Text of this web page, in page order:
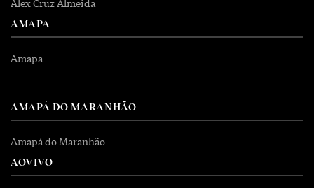
AMAPA
Amapa
AMAPÁ DO MARANHÃO
Amapá do Maranhão
AOVIVO